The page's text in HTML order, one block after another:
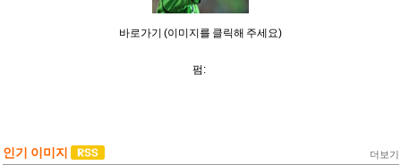
바로가기 (이미지를 클릭해 주세요)
펌:
인기 이미지 더보기